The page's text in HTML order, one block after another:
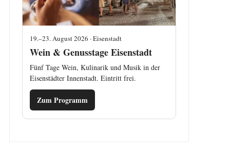
19.–23. August 2026 · Eisenstadt
Wein & Genusstage Eisenstadt
Fünf Tage Wein, Kulinarik und Musik in der
Eisenstädter Innenstadt. Eintritt frei.
Zum Programm